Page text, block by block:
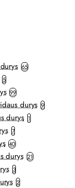
65
5
99
durys 9
durys 1
7
40
durys 21
3
2